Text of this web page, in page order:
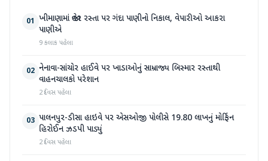
01 ખીમાણામાં જાહેર રસ્તા પર ગંદા પાણીનો નિકાલ, વેપારીઓ આકરા
પાણીએ
9 કલાક પહેલા
02 નેનાવા-સાંચોર હાઈવે પર ખાડાઓનું સામ્રાજ્ય બિસ્માર રસ્તાથી
વાહનચાલકો પરેશાન
2 દિવસ પહેલા
03 પાલનપુર-ડીસા હાઇવે પર એસઓજી પોલીસે 19.80 લાખનું મોર્ફિન
હિરોઈન ઝડપી પાડ્યું
2 દિવસ પહેલા